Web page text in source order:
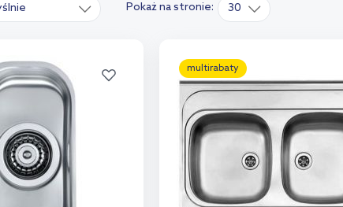
Pokaż na stronie: 30
multirabaty